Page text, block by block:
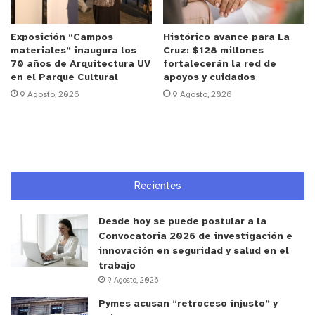
disponible para garantizar su derecho a la libertad
de expresión y a que sus opiniones sean tomadas
en cuenta por el mundo adulto”, explica Alejandra
Fritis Zapata, directora artística del 12° Festival.
De este modo, Ojo de Pescado abre nuevamente un
salas de cine de Valparaísodurante la semana del
Festival, para que un jurado compuesto por
profesores y profesoras de distintos lugares de
Chile elija a los/as ganadores/as.
Cabe recordar que, en la edición 2022 del Festival,
más de veinte jóvenes
categoría viajaron hasta Valparaíso desde países
Exposición “Campos
materiales” inaugura los
70 años de Arquitectura UV
en el Parque Cultural
9 Agosto, 2026
Histórico avance para La
Cruz: $128 millones
fortalecerán la red de
apoyos y cuidados
9 Agosto, 2026
Recientes
Desde hoy se puede postular a la
Convocatoria 2026 de investigación e
innovación en seguridad y salud en el
trabajo
9 Agosto, 2026
Pymes acusan “retroceso injusto” y